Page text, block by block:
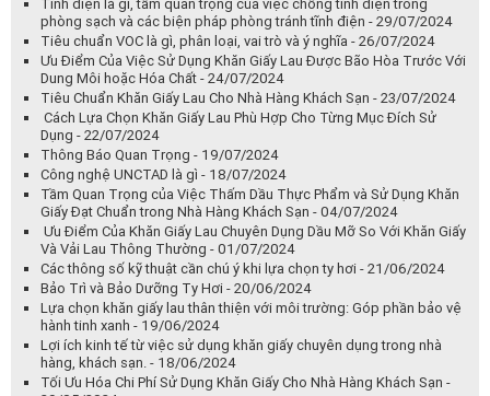
Tiệt trùng là gì? Các phương pháp tiệt trùng phổ biến hiện nay ? -
13/08/2024
Tia Gamma: Đặc Điểm, Ứng Dụng và Phương Pháp Cấp Vô Trùng
Bằng Chiếu Xạ Gamma - 12/08/2024
Hợp Chất Clo Hóa Trong Tẩy Trắng Giấy và Lợi Ích Của Tiêu Chuẩn
PCF - 09/08/2024
Tiêu chuẩn SGS là gì? Lợi ích của chứng nhận kiểm định quốc tế
SGS - 08/08/2024
Nước khử ion là gì , công dụng và ứng dụng - 01/08/2024
Tĩnh điện là gì, tầm quan trọng của việc chống tĩnh điện trong
phòng sạch và các biện pháp phòng tránh tĩnh điện - 29/07/2024
Tiêu chuẩn VOC là gì, phân loại, vai trò và ý nghĩa - 26/07/2024
Ưu Điểm Của Việc Sử Dụng Khăn Giấy Lau Được Bão Hòa Trước Với
Dung Môi hoặc Hóa Chất - 24/07/2024
Tiêu Chuẩn Khăn Giấy Lau Cho Nhà Hàng Khách Sạn - 23/07/2024
Cách Lựa Chọn Khăn Giấy Lau Phù Hợp Cho Từng Mục Đích Sử
Dụng - 22/07/2024
Thông Báo Quan Trọng - 19/07/2024
Công nghệ UNCTAD là gì - 18/07/2024
Tầm Quan Trọng của Việc Thấm Dầu Thực Phẩm và Sử Dụng Khăn
Giấy Đạt Chuẩn trong Nhà Hàng Khách Sạn - 04/07/2024